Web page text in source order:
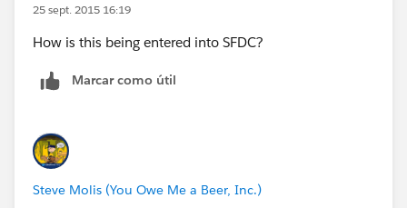
25 sept. 2015 16:19
How is this being entered into SFDC?
Marcar como útil
Steve Molis (You Owe Me a Beer, Inc.)